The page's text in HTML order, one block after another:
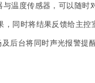
温度传感器，可以随时
，同时将结果反馈给主
后台将同时声光报警提